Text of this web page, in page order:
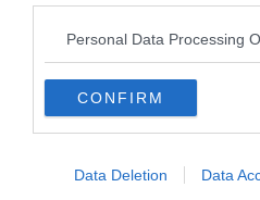
Personal Data Processing
CONFIRM
Data Deletion Data